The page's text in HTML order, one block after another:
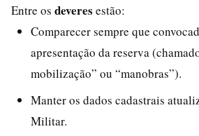
Entre os deveres estão:
Comparecer sempre que
apresentação da reserva
mobilização” ou “manobras”).
Manter os dados cadastrais
Militar.